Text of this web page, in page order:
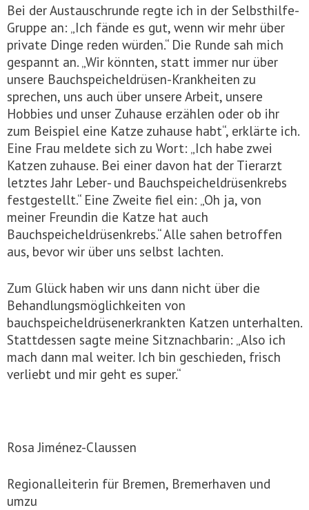
Bei der Austauschrunde regte ich in der Selbsthilfe-
Gruppe an: „Ich fände es gut, wenn wir mehr über
private Dinge reden würden.“ Die Runde sah mich
gespannt an. „Wir könnten, statt immer nur über
unsere Bauchspeicheldrüsen-Krankheiten zu
sprechen, uns auch über unsere Arbeit, unsere
Hobbies und unser Zuhause erzählen oder ob ihr
zum Beispiel eine Katze zuhause habt“, erklärte ich.
Eine Frau meldete sich zu Wort: „Ich habe zwei
Katzen zuhause. Bei einer davon hat der Tierarzt
letztes Jahr Leber- und Bauchspeicheldrüsenkrebs
festgestellt.“ Eine Zweite fiel ein: „Oh ja, von
meiner Freundin die Katze hat auch
Bauchspeicheldrüsenkrebs.“ Alle sahen betroffen
aus, bevor wir über uns selbst lachten.
Zum Glück haben wir uns dann nicht über die
Behandlungsmöglichkeiten von
bauchspeicheldrüsenerkrankten Katzen unterhalten.
Stattdessen sagte meine Sitznachbarin: „Also ich
mach dann mal weiter. Ich bin geschieden, frisch
verliebt und mir geht es super.“
Rosa Jiménez-Claussen
Regionalleiterin für Bremen, Bremerhaven und
umzu